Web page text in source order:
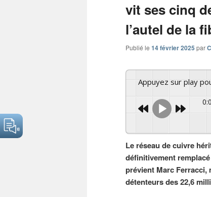
vit ses cinq
l’autel de la
Publié le 14 février 2025 par
Appuyez sur play
Le réseau de cuivre
définitivement
prévient Marc Ferracci,
détenteurs des 22,6